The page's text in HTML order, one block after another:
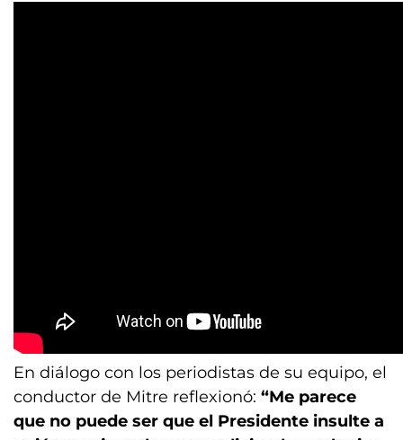
En diálogo con los periodistas de su equipo, el
conductor de Mitre reflexionó: “Me parece
que no puede ser que el Presidente insulte a